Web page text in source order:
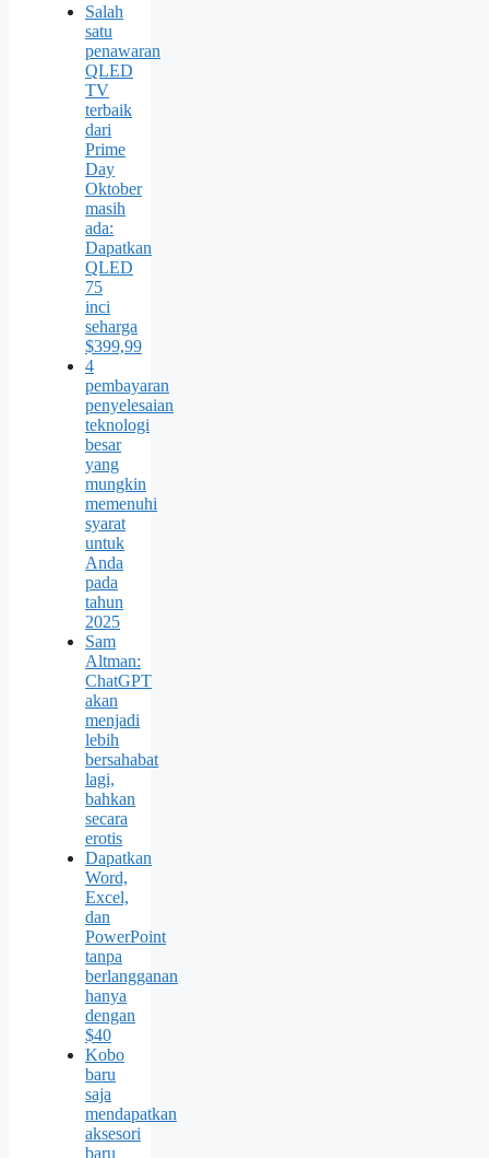
Salah
satu
penawaran
QLED
TV
terbaik
dari
Prime
Day
Oktober
masih
ada:
Dapatkan
QLED
75
inci
seharga
$399,99
4
pembayaran
penyelesaian
teknologi
besar
yang
mungkin
memenuhi
syarat
untuk
Anda
pada
tahun
2025
Sam
Altman:
ChatGPT
akan
menjadi
lebih
bersahabat
lagi,
bahkan
secara
erotis
Dapatkan
Word,
Excel,
dan
PowerPoint
tanpa
berlangganan
hanya
dengan
$40
Kobo
baru
saja
mendapatkan
aksesori
baru